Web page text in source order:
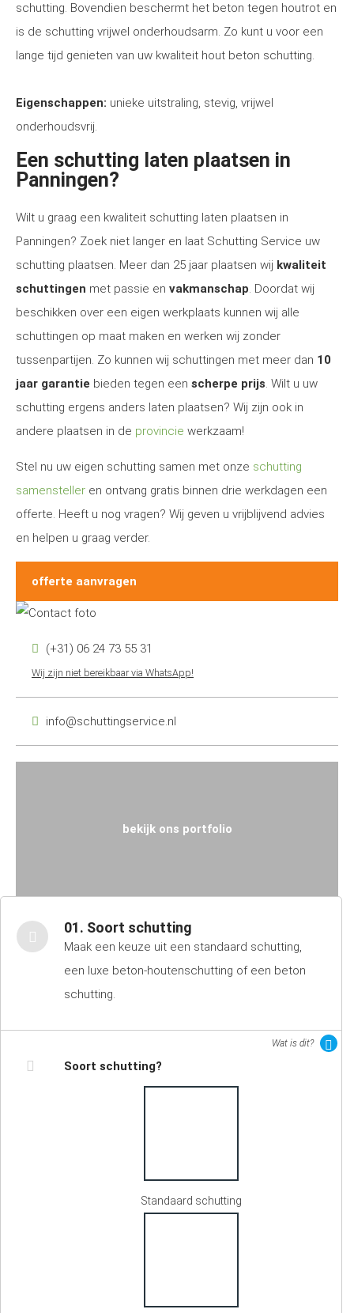
schutting. Bovendien beschermt het beton tegen houtrot en
is de schutting vrijwel onderhoudsarm. Zo kunt u voor een
lange tijd genieten van uw kwaliteit hout beton schutting.
Eigenschappen: unieke uitstraling, stevig, vrijwel
onderhoudsvrij.
Een schutting laten plaatsen in
Panningen?
Wilt u graag een kwaliteit schutting laten plaatsen in
Panningen? Zoek niet langer en laat Schutting Service uw
schutting plaatsen. Meer dan 25 jaar plaatsen wij kwaliteit
schuttingen met passie en vakmanschap. Doordat wij
beschikken over een eigen werkplaats kunnen wij alle
schuttingen op maat maken en werken wij zonder
tussenpartijen. Zo kunnen wij schuttingen met meer dan 10
jaar garantie bieden tegen een scherpe prijs. Wilt u uw
schutting ergens anders laten plaatsen? Wij zijn ook in
andere plaatsen in de provincie werkzaam!
Stel nu uw eigen schutting samen met onze schutting
samensteller en ontvang gratis binnen drie werkdagen een
offerte. Heeft u nog vragen? Wij geven u vrijblijvend advies
en helpen u graag verder.
offerte aanvragen
(+31) 06 24 73 55 31
Wij zijn niet bereikbaar via WhatsApp!
info@schuttingservice.nl
bekijk ons portfolio
01. Soort schutting
Maak een keuze uit een standaard schutting,
een luxe beton-houtenschutting of een beton
schutting.
Wat is dit?
Soort schutting?
Standaard schutting